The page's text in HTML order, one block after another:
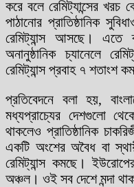
করে বলে রেমিট্যান্সের খরচ
পাঠানোর প্রাতিষ্ঠানিক
রেমিট্যান্স আসছে। এতে
অনানুষ্ঠানিক চ্যানেলে
রেমিট্যান্স প্রবাহ ৭ শতাংশ
প্রতিবেদনে বলা হয়,
মধ্যপ্রাচ্যের দেশগুলো
থাকলেও প্রাতিষ্ঠানিক
একটি অংশের অবৈধ বা
রেমিট্যান্স কমছে।
অঞ্চল। ওই সব দেশে মন্দা